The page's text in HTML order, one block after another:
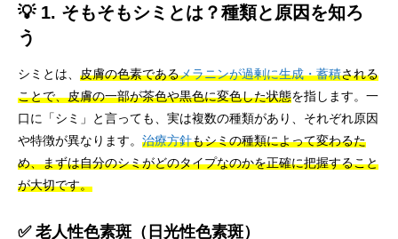
💡 1. そもそもシミとは？種類と原因を知ろ
う
シミとは、 皮膚の色素であるメラニンが過剰に生成・蓄積される
ことで、皮膚の一部が茶色や黒色に変色した状態を指します。一
口に「シミ」と言っても、実は複数の種類があり、それぞれ原因
や特徴が異なります。 治療方針もシミの種類によって変わるた
め、まずは自分のシミがどのタイプなのかを正確に把握すること
が大切です。
✅ 老人性色素斑（日光性色素斑）